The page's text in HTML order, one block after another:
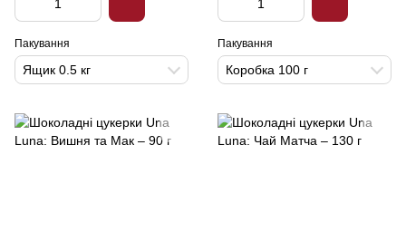
Пакування
Ящик 0.5 кг
Пакування
Коробка 100 г